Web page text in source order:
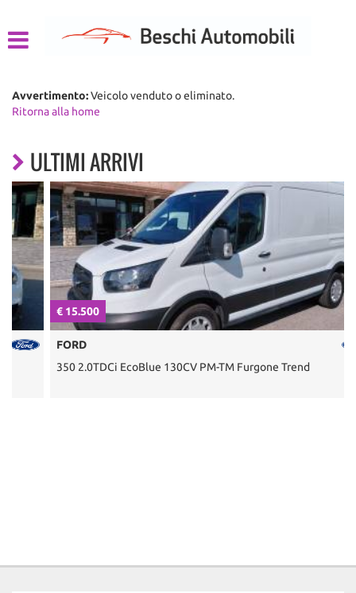
CHI SIAMO
ACQUISTIAMO USATO
ASSISTENZA
CONTATTI
Avvertimento:Veicolo venduto o eliminato.
Ritorna alla home
ULTIMI ARRIVI
€ 15.500
FORD
350 2.0TDCi EcoBlue 130CV PM-TM Furgone Trend